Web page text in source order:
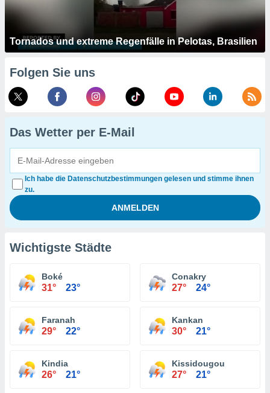
Tornados und extreme Regenfälle in Pelotas, Brasilien
Folgen Sie uns
Das Wetter per E-Mail
Ich habe die Datenschutzbestimmungen gelesen und stimme ihnen
zu.
Wichtigste Städte
Boké
31° 23°
Conakry
27° 24°
Faranah
29° 22°
Kankan
30° 21°
Kindia
26° 21°
Kissidougou
27° 21°